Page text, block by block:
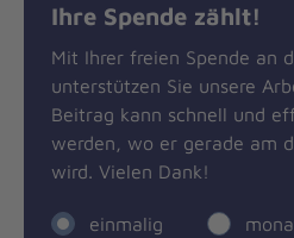
Ihre Spende zählt!
Mit Ihrer freien Spende an
unterstützen Sie unsere
Beitrag kann schnell und
werden, wo er gerade am
wird. Vielen Dank!
einmalig